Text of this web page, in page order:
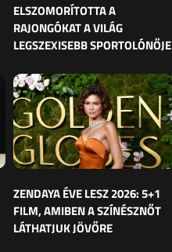
ELSZOMORÍTOTTA A
RAJONGÓKAT A VILÁG
LEGSZEXISEBB SPORTOLÓNŐJE
ZENDAYA ÉVE LESZ 2026: 5+1
FILM, AMIBEN A SZÍNÉSZNŐT
LÁTHATJUK JÖVŐRE